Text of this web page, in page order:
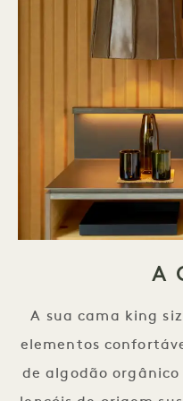
A
A sua cama king
elementos
de algodão